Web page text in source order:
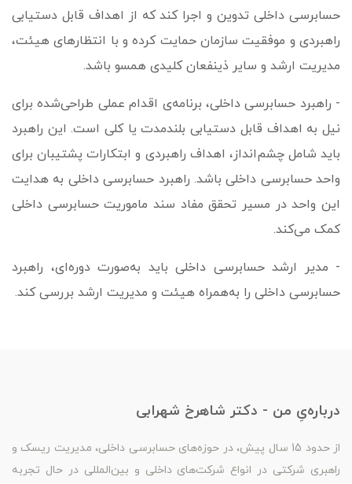
حسابرسی داخلی تدوین و اجرا کند که از اهداف قابل دستیابی
راهبردی و موفقیت سازمان حمایت کرده و با انتظارهای هیئت،
مدیریت ارشد و سایر ذینفعان کلیدی هم­سو باشد.
- راهبرد حسابرسی داخلی، برنامه‌ی اقدام عملی طراحی‌­شده برای
نیل به اهداف قابل دستیابی بلندمدت یا کلی است. این راهبرد
باید شامل چشم‌انداز، اهداف راهبردی و ابتکارات پشتیبان برای
واحد حسابرسی داخلی باشد. راهبرد حسابرسی داخلی به هدایت
این واحد در مسیر تحقق مفاد سند ماموریت حسابرسی داخلی
کمک می‌کند.
- مدیر ارشد حسابرسی داخلی باید به‌­صورت دوره‌ای، راهبرد
حسابرسی داخلی را به‌­همراه هیئت و مدیریت ارشد بررسی کند.
درباره‌یِ من - دکتر شاهرخ شهرابی
از حدود 15 سال پیش، در حوزه‌های حسابرسی داخلی، مدیریت ریسک و
راهبری شرکتی در انواع شرکت‌های داخلی و بین‌المللی در حال تجربه